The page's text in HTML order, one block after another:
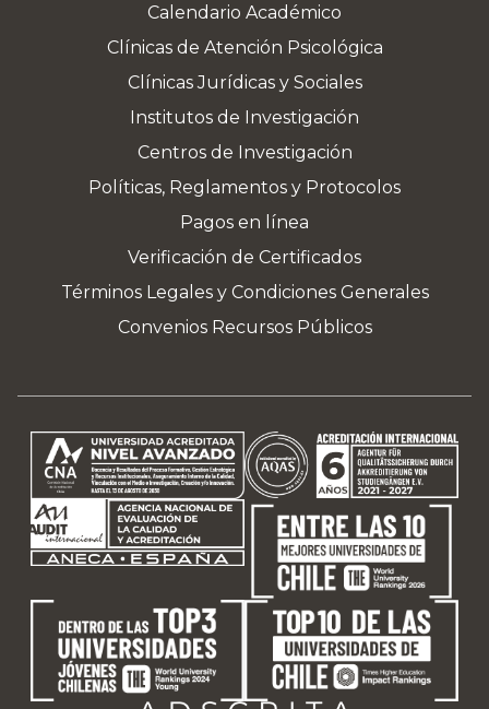
Calendario Académico
Clínicas de Atención Psicológica
Clínicas Jurídicas y Sociales
Institutos de Investigación
Centros de Investigación
Políticas, Reglamentos y Protocolos
Pagos en línea
Verificación de Certificados
Términos Legales y Condiciones Generales
Convenios Recursos Públicos